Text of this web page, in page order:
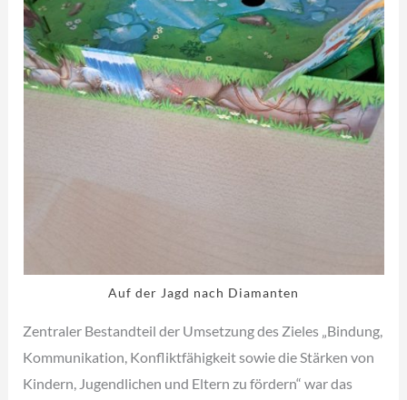
Auf der Jagd nach Diamanten
Zentraler Bestandteil der Umsetzung des Zieles „Bindung,
Kommunikation, Konfliktfähigkeit sowie die Stärken von
Kindern, Jugendlichen und Eltern zu fördern“ war das